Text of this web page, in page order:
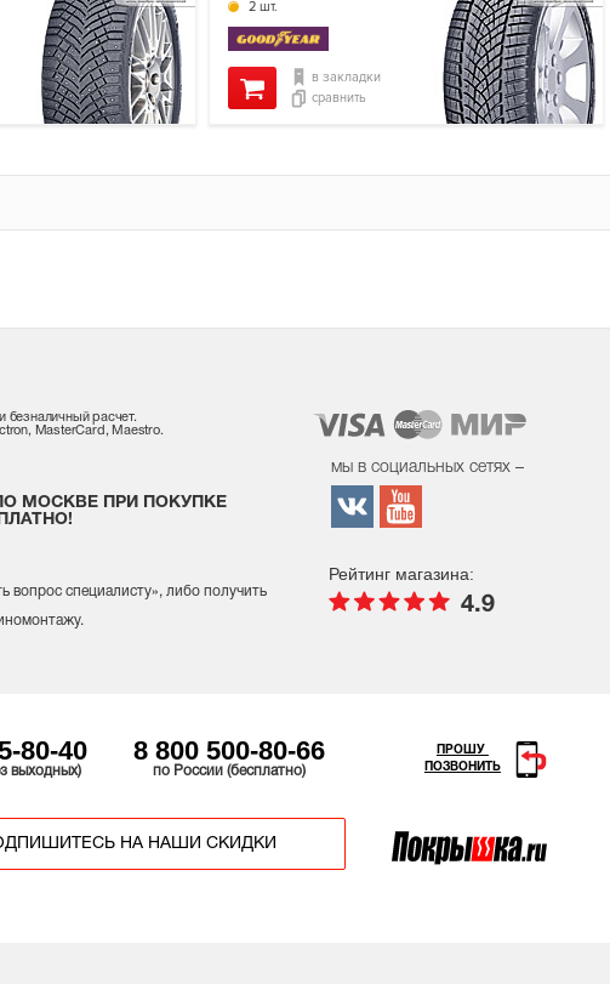
2 шт.
в закладки
сравнить
безналичный расчет.
MasterCard, Maestro.
МОСКВЕ ПРИ ПОКУПКЕ
вопрос специалисту», либо получить
мы в социальных сетях –
Рейтинг магазина:
4.9
80-40
выходных)
8 800 500-80-66
по России (бесплатно)
НА НАШИ СКИДКИ
ПРОШУ
ПОЗВОНИТЬ